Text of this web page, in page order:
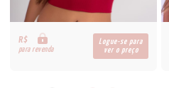
R$
para revenda
Logue-se para
ver o preço